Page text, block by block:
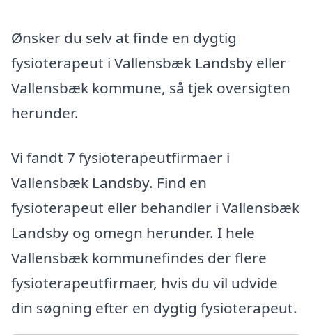
Ønsker du selv at finde en dygtig
fysioterapeut i Vallensbæk Landsby eller
Vallensbæk kommune, så tjek oversigten
herunder.
Vi fandt 7 fysioterapeutfirmaer i
Vallensbæk Landsby. Find en
fysioterapeut eller behandler i Vallensbæk
Landsby og omegn herunder. I hele
Vallensbæk kommunefindes der flere
fysioterapeutfirmaer, hvis du vil udvide
din søgning efter en dygtig fysioterapeut.